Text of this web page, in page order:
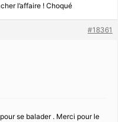
l’affaire ! Choqué
#18361
pour se balader . Merci pour le